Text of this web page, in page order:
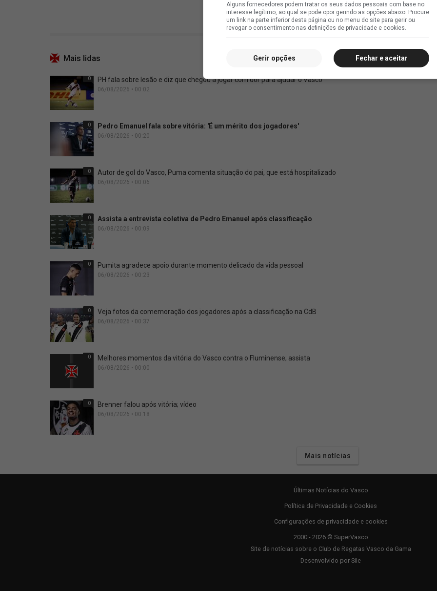
Mais lidas
0 PH fala sobre lesão e diz que chegou a jogar com dor para ajudar o Vasco
06/08/2026 • 00:02
0 Pedro Emanuel fala sobre vitória: 'É um mérito dos jogadores'
06/08/2026 • 00:20
0 Autor de gol do Vasco, Puma comenta situação do pai, que está hospitalizado
06/08/2026 • 00:06
0 Assista a entrevista coletiva de Pedro Emanuel após classificação
06/08/2026 • 00:09
0 Pumita agradece apoio durante momento delicado da vida pessoal
06/08/2026 • 00:23
0 Veja fotos da comemoração dos jogadores após a classificação na CdB
06/08/2026 • 00:37
0 Melhores momentos da vitória do Vasco contra o Fluminense; assista
06/08/2026 • 00:00
0 Brenner falou após vitória; vídeo
06/08/2026 • 00:18
Mais notícias
Últimas Notícias do Vasco
Política de Privacidade e Cookies
Configurações de privacidade e cookies
2000 - 2026 © SuperVasco
Site de notícias sobre o Club de Regatas Vasco da Gama
Desenvolvido por Sile
Alguns fornecedores podem tratar os seus dados pessoais com base no
interesse legítimo, ao qual se pode opor gerindo as opções abaixo. Procure
um link na parte inferior desta página ou no menu do site para gerir ou
revogar o consentimento nas definições de privacidade e cookies.
Fechar e aceitar
Gerir opções